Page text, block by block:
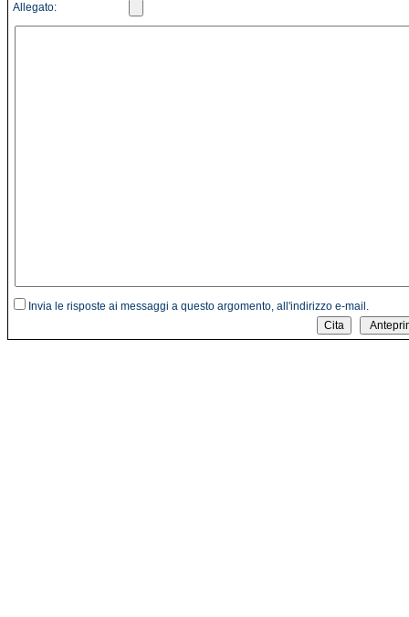
Allegato:
Invia le risposte ai messaggi a questo argomento, all'indirizzo e-mail.